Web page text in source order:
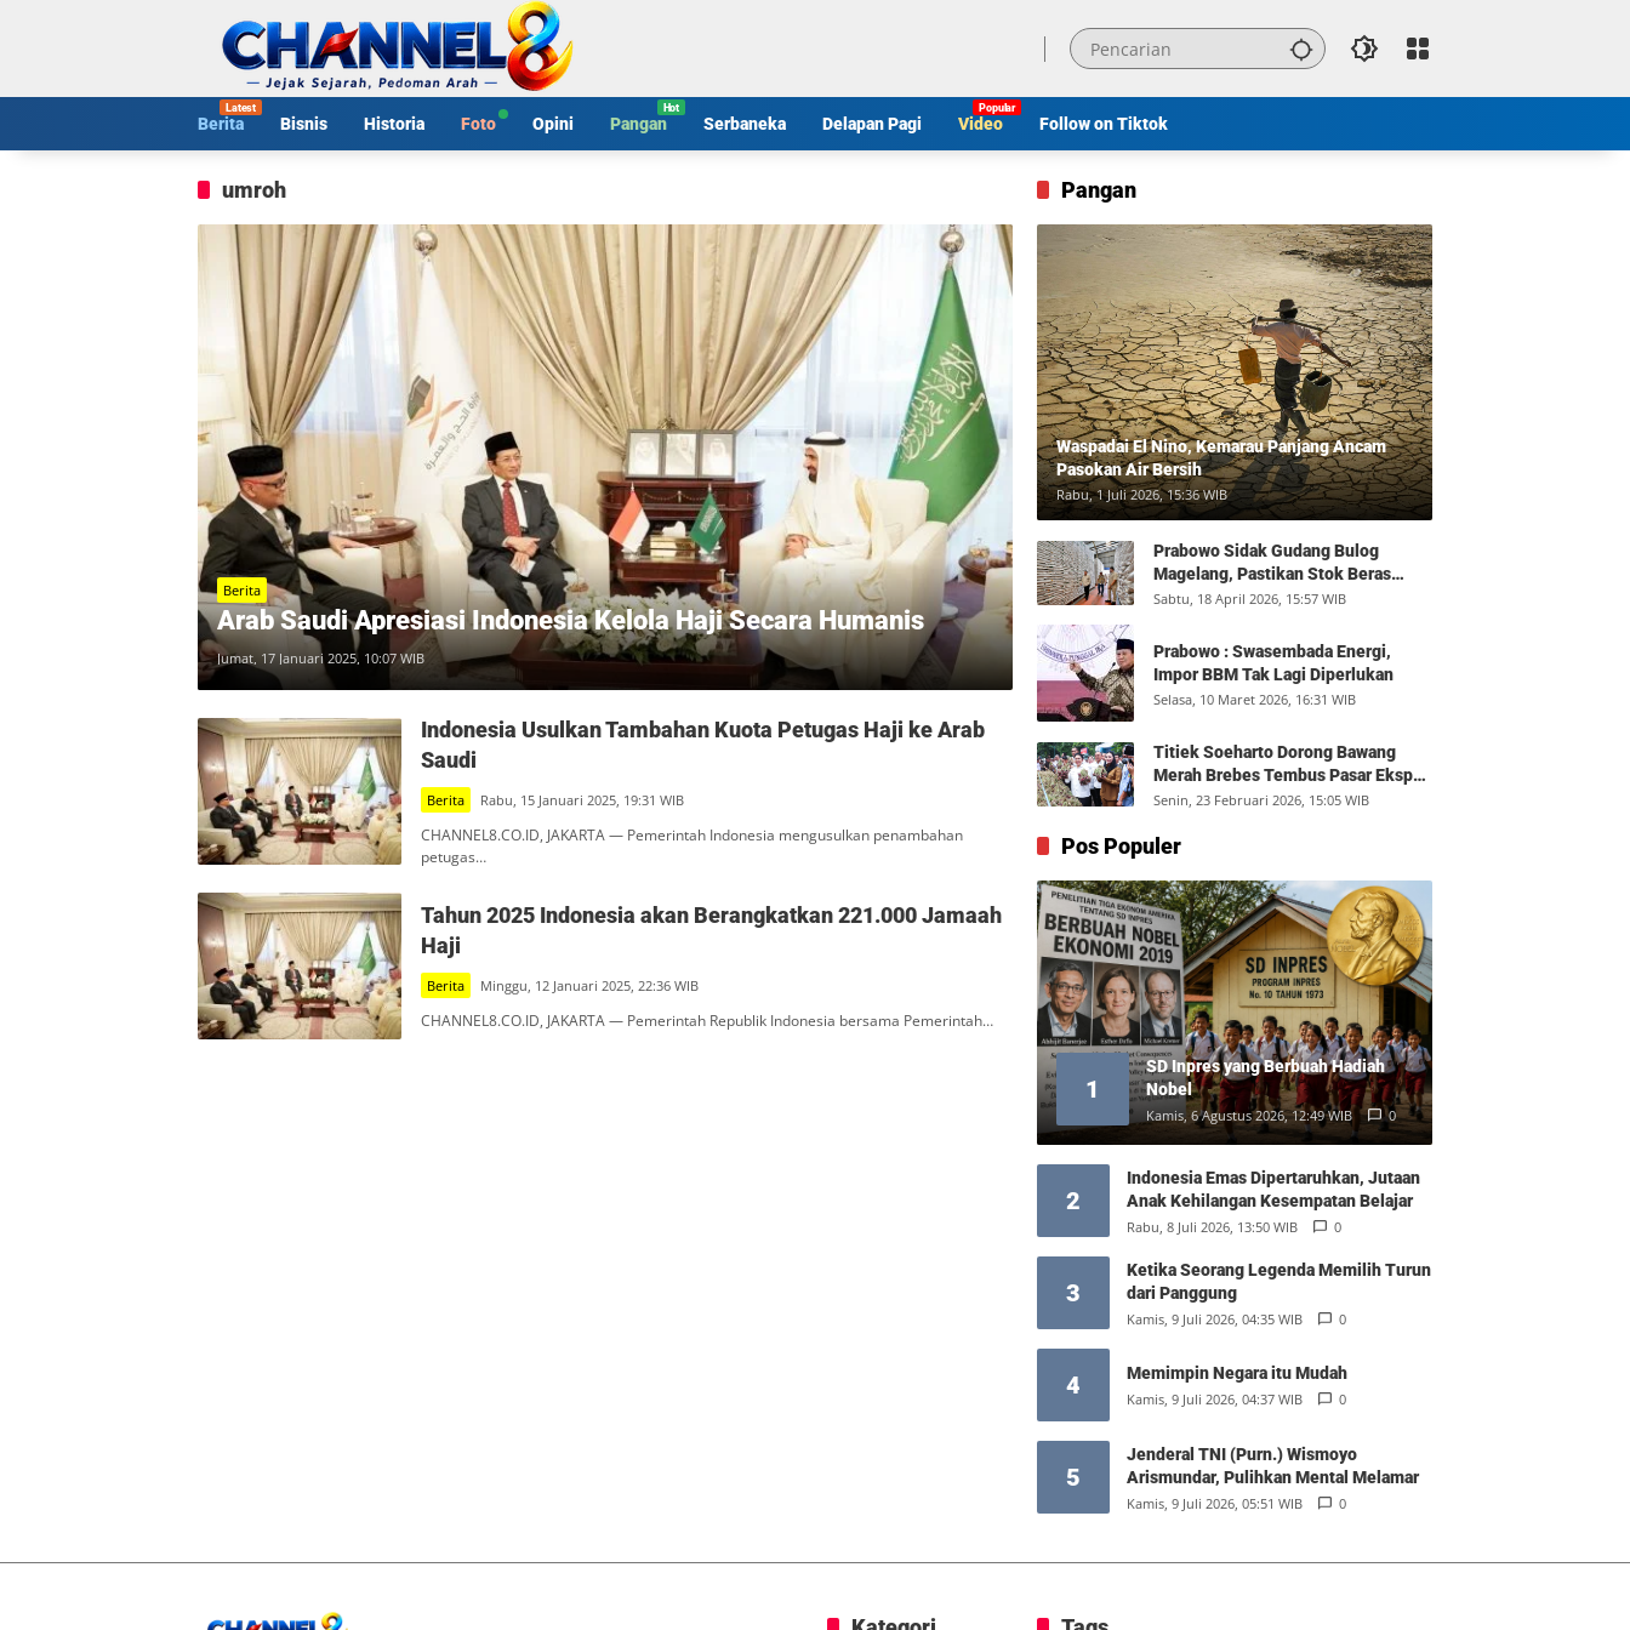
Berita Bisnis Historia Foto Opini Pangan Serbaneka Delapan Pagi Video Follow on Tiktok
umroh
Berita
Arab Saudi Apresiasi Indonesia Kelola Haji Secara Humanis
Jumat, 17 Januari 2025, 10:07 WIB
Indonesia Usulkan Tambahan Kuota Petugas Haji ke Arab
Saudi
Berita Rabu, 15 Januari 2025, 19:31 WIB
CHANNEL8.CO.ID, JAKARTA — Pemerintah Indonesia mengusulkan penambahan
petugas…
Tahun 2025 Indonesia akan Berangkatkan 221.000 Jamaah
Haji
Berita Minggu, 12 Januari 2025, 22:36 WIB
CHANNEL8.CO.ID, JAKARTA — Pemerintah Republik Indonesia bersama Pemerintah…
Pangan
Waspadai El Nino, Kemarau Panjang Ancam
Pasokan Air Bersih
Rabu, 1 Juli 2026, 15:36 WIB
Prabowo Sidak Gudang Bulog
Magelang, Pastikan Stok Beras
Aman dan Distribusi Lancar
Sabtu, 18 April 2026, 15:57 WIB
Prabowo : Swasembada Energi,
Impor BBM Tak Lagi Diperlukan
Selasa, 10 Maret 2026, 16:31 WIB
Titiek Soeharto Dorong Bawang
Merah Brebes Tembus Pasar Ekspor,
Petani Bisa Untung Rp350 Juta per
Senin, 23 Februari 2026, 15:05 WIB
Pos Populer
1
SD Inpres yang Berbuah Hadiah
Nobel
Kamis, 6 Agustus 2026, 12:49 WIB 0
2
Indonesia Emas Dipertaruhkan, Jutaan
Anak Kehilangan Kesempatan Belajar
Rabu, 8 Juli 2026, 13:50 WIB 0
3
Ketika Seorang Legenda Memilih Turun
dari Panggung
Kamis, 9 Juli 2026, 04:35 WIB 0
4 Memimpin Negara itu Mudah
Kamis, 9 Juli 2026, 04:37 WIB 0
5
Jenderal TNI (Purn.) Wismoyo
Arismundar, Pulihkan Mental Melamar
Kamis, 9 Juli 2026, 05:51 WIB 0